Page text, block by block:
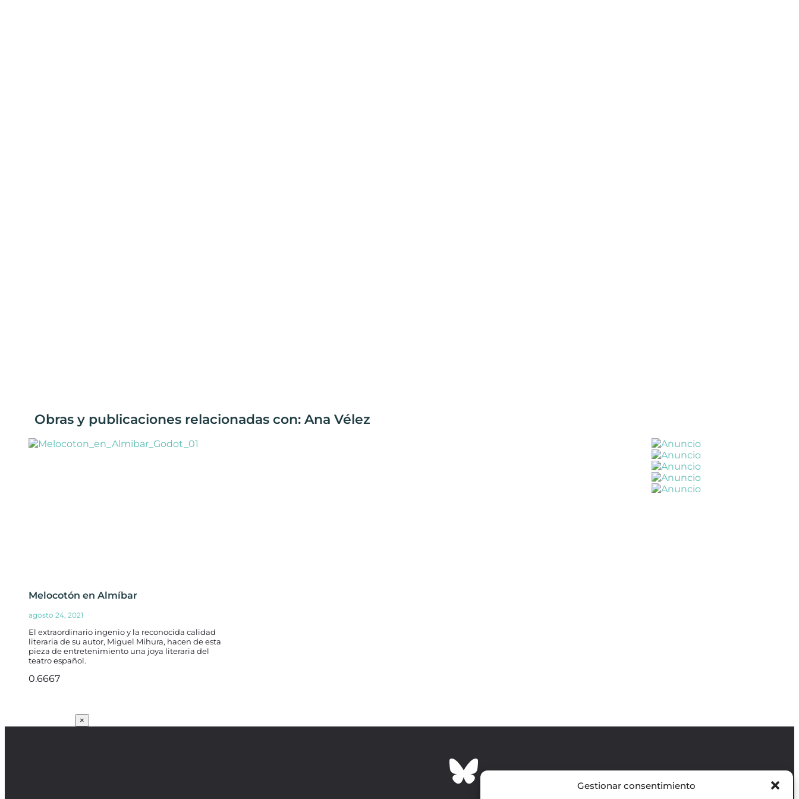
Gestionar consentimiento
Obras y publicaciones relacionadas con: Ana Vélez
Melocotón en Almíbar
agosto 24, 2021
El extraordinario ingenio y la reconocida calidad
literaria de su autor, Miguel Mihura, hacen de esta
pieza de entretenimiento una joya literaria del
teatro español.
×
Revista GODOT
es una revista